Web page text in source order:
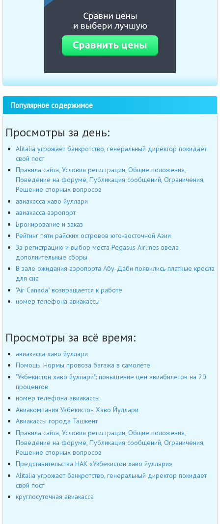
Популярное содержимое
Просмотры за день:
Alitalia угрожает банкротство, генеральный директор покидает
свой пост
Правила сайта, Условия регистрации, Общие положения,
Поведение на форуме, Публикация сообщений, Ограничения,
Решение спорных вопросов
авиакасса хаво йуллари
авиакасса аэропорт
Бронирование и заказ
Рейтинг пяти райских островов юго-восточной Азии
За регистрацию и выбор места Pegasus Airlines ввела
дополнительные сборы
В зале ожидания аэропорта Абу-Даби появились платные кресла
для сна
"Air Canada" возвращается к работе
номер телефона авиакассы
Просмотры за всё время:
авиакасса хаво йуллари
Помощь. Нормы провоза багажа в самолёте
"Узбекистон хаво йуллари": повышение цен авиабилетов на 20
процентов
номер телефона авиакассы
Авиакомпания Узбекистон Хаво Йуллари
Авиакассы города Ташкент
Правила сайта, Условия регистрации, Общие положения,
Поведение на форуме, Публикация сообщений, Ограничения,
Решение спорных вопросов
Представительства НАК «Узбекистон хаво йуллари»
Alitalia угрожает банкротство, генеральный директор покидает
свой пост
круглосуточная авиакасса